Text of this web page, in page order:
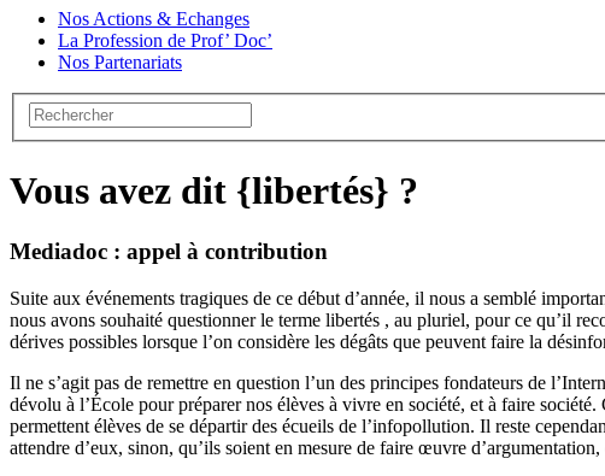
Nos Actions & Echanges
La Profession de Prof’ Doc’
Nos Partenariats
Vous avez dit {libertés} ?
Mediadoc : appel à contribution
Suite aux événements tragiques de ce début d’année, il nous a semblé
nous avons souhaité questionner le terme libertés , au pluriel, pour ce qu’il
dérives possibles lorsque l’on considère les dégâts que peuvent faire la
Il ne s’agit pas de remettre en question l’un des principes fondateurs de
dévolu à l’École pour préparer nos élèves à vivre en société, et à faire
permettent élèves de se départir des écueils de l’infopollution. Il reste
attendre d’eux, sinon, qu’ils soient en mesure de faire œuvre